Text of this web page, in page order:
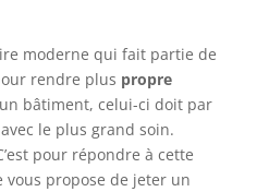
moderne qui fait partie de
rendre plus propre
bâtiment, celui-ci doit par
le plus grand soin.
pour répondre à cette
propose de jeter un